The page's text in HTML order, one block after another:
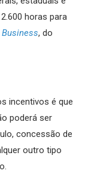
horas para
, do
incentivos é que
poderá ser
concessão de
outro tipo